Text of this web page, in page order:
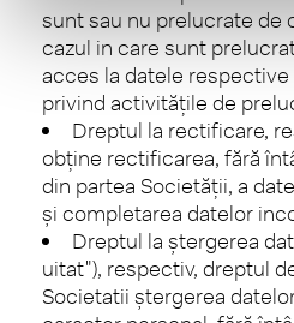
sunt sau nu prelucrate de
cazul in care sunt
acces la datele
privind activităţile de
Dreptul la rectificare,
obţine rectificarea, fără
din partea Societăţii, a
şi completarea datelor
Dreptul la ştergerea
uitat"), respectiv, dreptul
Societatii ștergerea